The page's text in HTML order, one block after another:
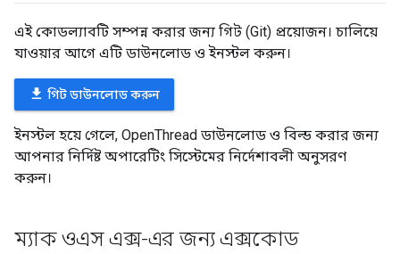
এই কোডল্যাবটি সম্পন্ন করার জন্য গিট (Git) প্রয়োজন। চালিয়ে
যাওয়ার আগে এটি ডাউনলোড ও ইনস্টল করুন।
file_download গিট ডাউনলোড করুন
ইনস্টল হয়ে গেলে, OpenThread ডাউনলোড ও বিল্ড করার জন্য
আপনার নির্দিষ্ট অপারেটিং সিস্টেমের নির্দেশাবলী অনুসরণ
করুন।
ম্যাক ওএস এক্স-এর জন্য এক্সকোড